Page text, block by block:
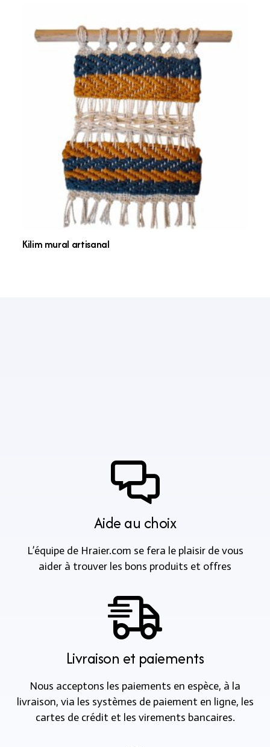
Kilim mural artisanal
Aide au choix
L’équipe de Hraier.com se fera le plaisir de vous
aider à trouver les bons produits et offres
Livraison et paiements
Nous acceptons les paiements en espèce, à la
livraison, via les systèmes de paiement en ligne, les
cartes de crédit et les virements bancaires.